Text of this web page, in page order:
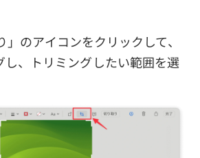
のアイコンをクリックして、
し、トリミングしたい範囲を選